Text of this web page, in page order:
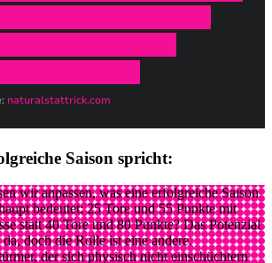
Saison spricht:
wir anpassen, was eine erfolgreiche Saison
bedeutet: 25 Tore und 55 Punkte mit
statt 40 Tore und 80 Punkte? Das Potenzial
doch die Rolle ist eine andere.
der sich physisch nicht einschüchtern